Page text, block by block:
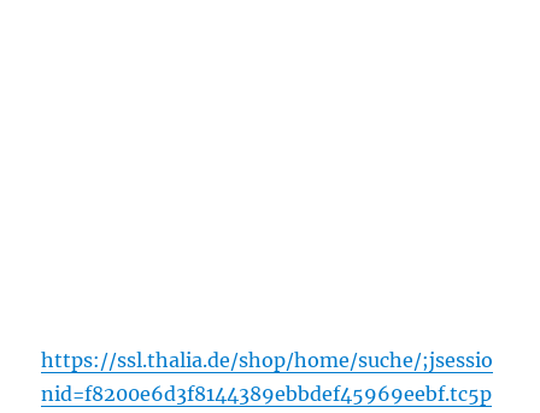
https://ssl.thalia.de/shop/home/suche/;jsessio
nid=f8200e6d3f8144389ebbdef45969eebf.tc5p